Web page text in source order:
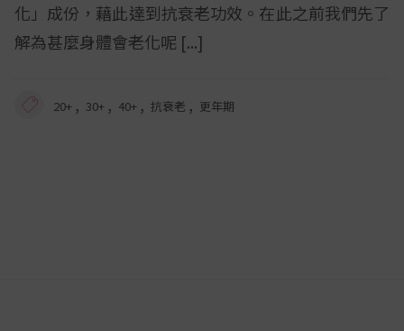
化」成份，藉此達到抗衰老功效。在此之前我們先了
解為甚麼身體會老化呢
20+ , 30+ , 40+ , 抗衰老 , 更年期